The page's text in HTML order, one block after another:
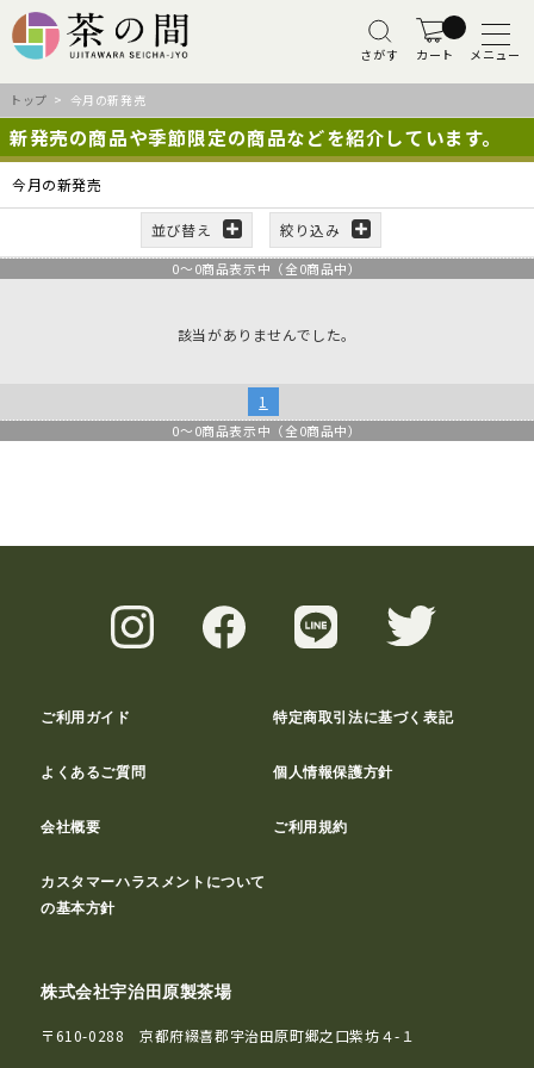
さがす カート メニュー
トップ > 今月の新発売
新発売の商品や季節限定の商品などを紹介しています。
今月の新発売
並び替え 絞り込み
0～0商品表示中（全0商品中）
該当がありませんでした。
1
0～0商品表示中（全0商品中）
ご利用ガイド 特定商取引法に基づく表記
よくあるご質問 個人情報保護方針
会社概要 ご利用規約
カスタマーハラスメントについて
の基本方針
株式会社宇治田原製茶場
〒610-0288 京都府綴喜郡宇治田原町郷之口紫坊４-１